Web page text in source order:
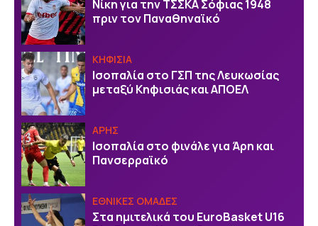
Νίκη για την ΤΣΣΚΑ Σόφιας 1948
πριν τον Παναθηναϊκό
ΚΗΦΙΣΙΑ
Ισοπαλία στο ΓΣΠ της Λευκωσίας
μεταξύ Κηφισιάς και ΑΠΟΕΛ
ΑΡΗΣ
Ισοπαλία στο φινάλε για Άρη και
Πανσερραϊκό
EΘΝΙΚΕΣ OΜΑΔΕΣ
Στα ημιτελικά του EuroBasket U16